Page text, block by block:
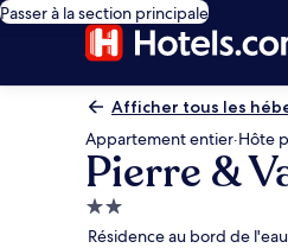
Passer à la section principale
Afficher tous les
Appartement entier·Hôte
Pierre &
Hébergement
2.0 étoiles
Résidence au bord de